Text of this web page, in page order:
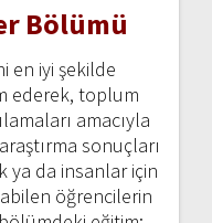
Bölümü
en iyi şekilde
ederek, toplum
amacıyla
sonuçları
da insanlar için
öğrencilerin